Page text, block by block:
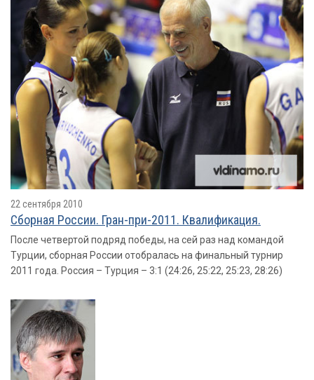
22 сентября 2010
Сборная России. Гран-при-2011. Квалификация.
После четвертой подряд победы, на сей раз над командой
Турции, сборная России отобралась на финальный турнир
2011 года. Россия – Турция – 3:1 (24:26, 25:22, 25:23, 28:26)